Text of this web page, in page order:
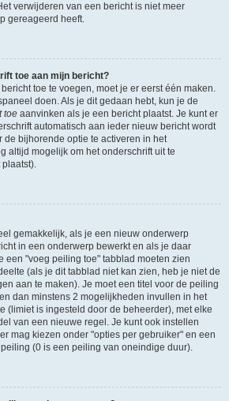
verwijderen van een bericht is niet meer
gereageerd heeft.
toe aan mijn bericht?
toe te voegen, moet je er eerst één maken.
doen. Als je dit gedaan hebt, kun je de
toe aanvinken als je een bericht plaatst. Je kunt er
automatisch aan ieder nieuw bericht wordt
de bijhorende optie te activeren in het
altijd mogelijk om het onderschrift uit te
gemakkelijk, als je een nieuw onderwerp
in een onderwerp bewerkt en als je daar
een "voeg peiling toe" tabblad moeten zien
(als je dit tabblad niet kan zien, heb je niet de
aan te maken). Je moet een titel voor de peiling
dan minstens 2 mogelijkheden invullen in het
(limiet is ingesteld door de beheerder), met elke
van een nieuwe regel. Je kunt ook instellen
mag kiezen onder "opties per gebruiker" en een
(0 is een peiling van oneindige duur).